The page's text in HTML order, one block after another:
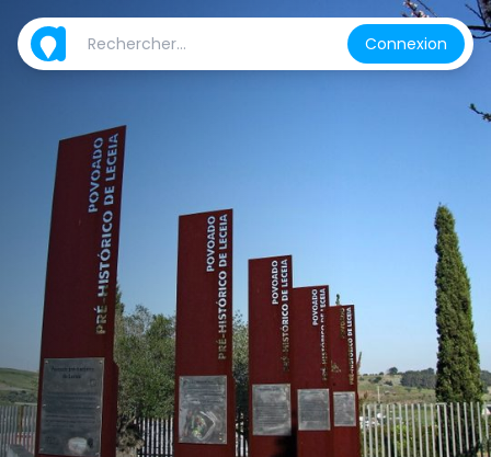
Connexion